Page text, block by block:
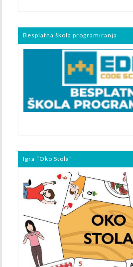
Besplatna škola programiranja
Igra “Oko Stola”